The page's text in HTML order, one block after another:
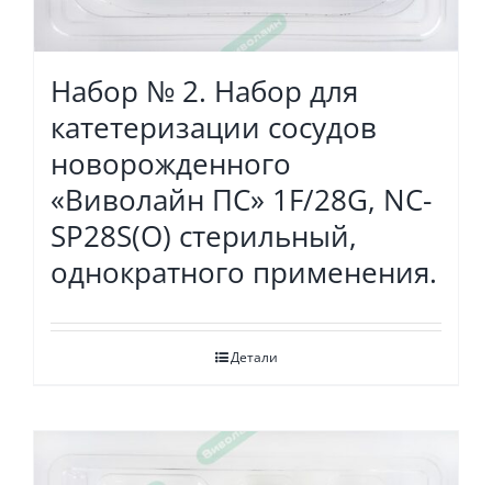
Набор № 2. Набор для
катетеризации сосудов
новорожденного
«Виволайн ПС» 1F/28G, NC-
SP28S(O) стерильный,
однократного применения.
Детали